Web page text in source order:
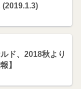
(2019.1.3)
ド、2018秋より
】